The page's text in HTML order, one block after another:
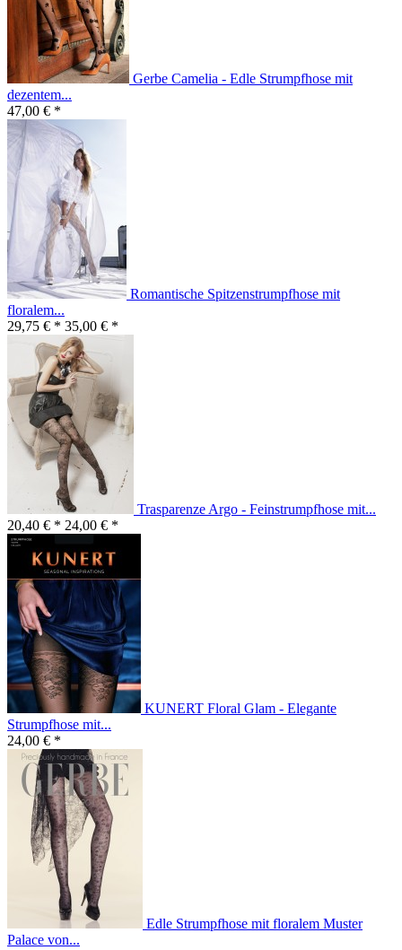
Gerbe Camelia - Edle Strumpfhose mit
dezentem...
47,00 € *
Romantische Spitzenstrumpfhose mit
floralem...
29,75 € * 35,00 € *
Trasparenze Argo - Feinstrumpfhose mit...
20,40 € * 24,00 € *
KUNERT Floral Glam - Elegante
Strumpfhose mit...
24,00 € *
Edle Strumpfhose mit floralem Muster
Palace von...